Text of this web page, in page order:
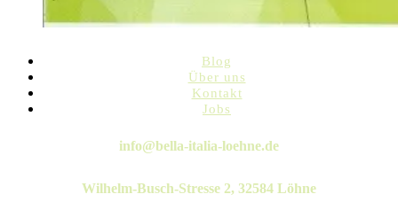
Blog
Über uns
Kontakt
Jobs
Twitter
Instagram
Pinterest
Linkedin
Whatsapp
info@bella-italia-loehne.de
Wilhelm-Busch-Stresse 2, 32584 Löhne